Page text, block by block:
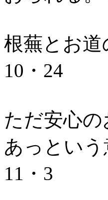
根蕪とお道
10・24
ただ安心
あっとい
11・3